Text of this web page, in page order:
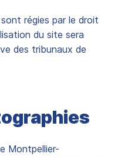
régies par le droit
du site sera
des tribunaux de
Montpellier-